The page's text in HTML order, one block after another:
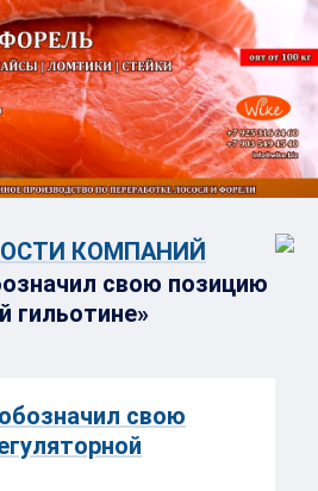
КОМПАНИЙ
свою позицию
гильотине»
свою